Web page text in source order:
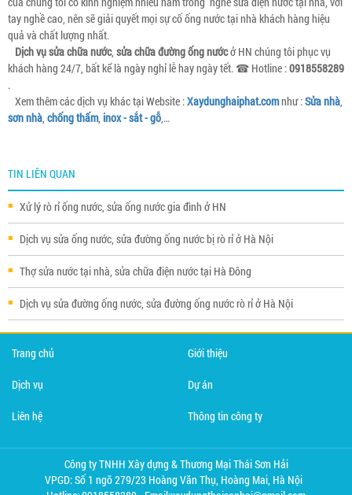
tay nghề cao, nên sẽ giải quyết mọi sự cố ống nước tại nhà khách hàng hiệu
quả và chất lượng nhất.
Dịch vụ sửa chữa nước, sửa chữa đường ống nướcở HN chúng tôi phục vụ
khách hàng 24/7, bất kể là ngày nghỉ lễ hay ngày tết. ☎ Hotline :0918558289
.
Xem thêm các dịch vụ khác tại Website :Xaydunghaiphat.comnhư :Sửa nhà,
sơn nhà, chống thấm, inox - sắt - gỗ,…
TIN LIÊN QUAN
Xử lý rò rỉ ống nước, sửa ống nước gia đình ở HN
Dịch vụ sửa ống nước, sửa đường ống nước bị rò rỉ ở Hà Nội
Thợ sửa nước tại nhà, sửa chữa điện nước tại Hà Đông
Dịch vụ sửa đường ống nước, sửa đường ống nước rò rỉ ở Hà Nội
Trang chủ Giới thiệu
Dịch vụ Dự án
Liên hệ Thông tin công ty
Công ty TNHH Xây dựng & Thương Mại Thái Sơn Hải
VPGD: Số 1 ngõ 279/23 Hoàng Văn Thụ, Hoàng Mai, Hà Nội